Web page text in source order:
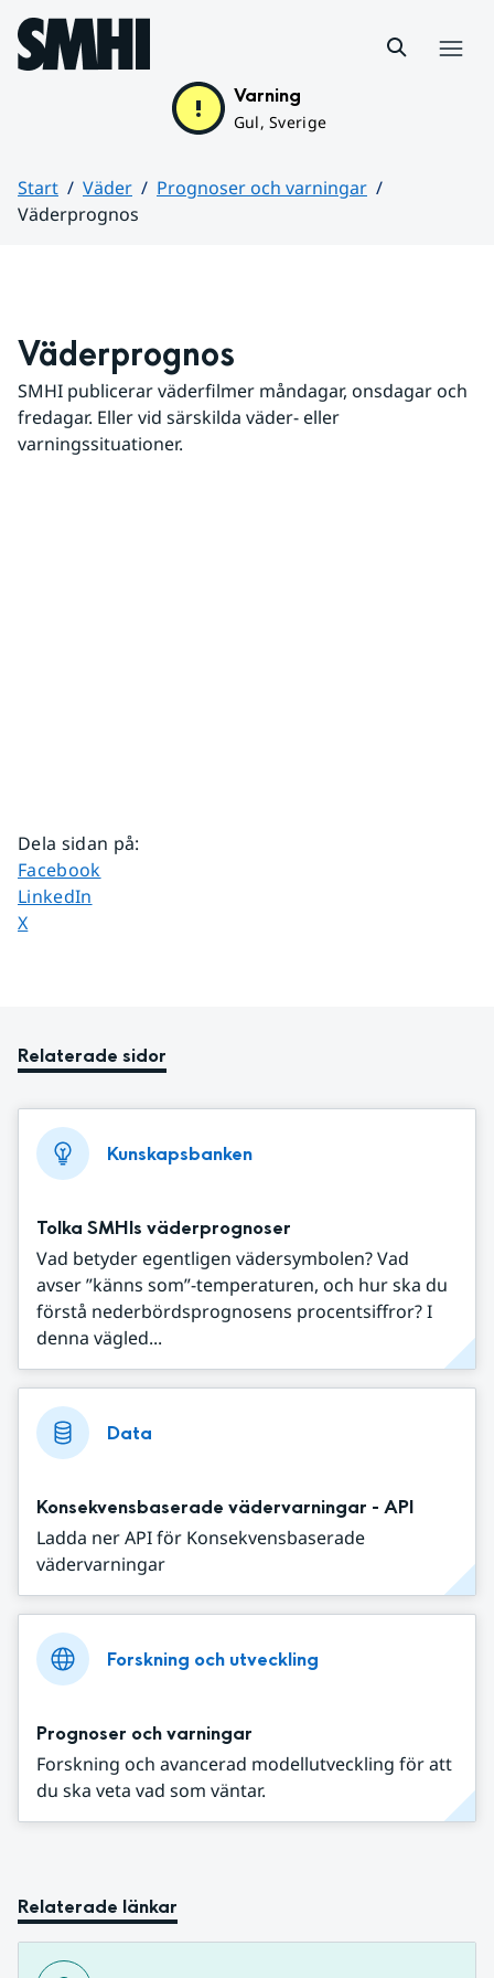
Hoppa till sidans innehåll
Varning
Gul, Sverige
Start Väder
Prognoser och varningar
Väderprognos
Väderprognos
SMHI publicerar väderfilmer måndagar, onsdagar och
fredagar. Eller vid särskilda väder- eller
varningssituationer.
Dela sidan på:
Dela sidan på
Facebook
Dela sidan på
LinkedIn
Dela sidan på
X
Relaterade sidor
Kunskapsbanken
Tolka SMHIs väderprognoser
Vad betyder egentligen vädersymbolen? Vad
avser ”känns som”-temperaturen, och hur ska du
förstå nederbördsprognosens procentsiffror? I
denna vägled...
Data
Konsekvensbaserade vädervarningar - API
Ladda ner API för Konsekvensbaserade
vädervarningar
Forskning och utveckling
Prognoser och varningar
Forskning och avancerad modellutveckling för att
du ska veta vad som väntar.
Relaterade länkar